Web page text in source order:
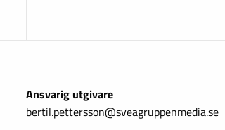
Ansvarig utgivare
bertil.pettersson@sveagruppenmedia.se